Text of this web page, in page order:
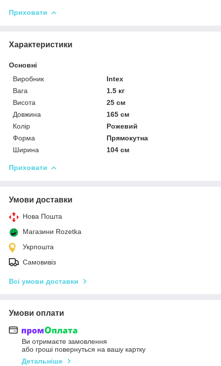
Приховати
Характеристики
Основні
Виробник
Intex
Вага
1.5 кг
Висота
25 см
Довжина
165 см
Колір
Рожевий
Форма
Прямокутна
Ширина
104 см
Приховати
Умови доставки
Нова Пошта
Магазини Rozetka
Укрпошта
Самовивіз
Всі умови доставки
Умови оплати
Ви отримаєте замовлення
або гроші повернуться на вашу картку
Детальніше